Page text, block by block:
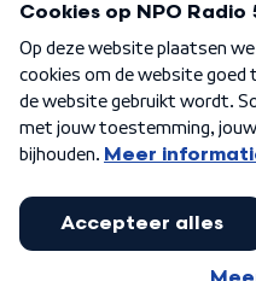
Algemene voorwaarden